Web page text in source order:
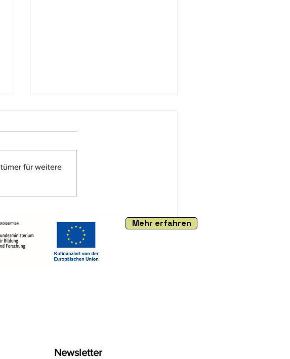
Berufsorientierung für
Veranstaltungen der
Unternehmerfabrik
für weitere
Mehr erfahren
Newsletter